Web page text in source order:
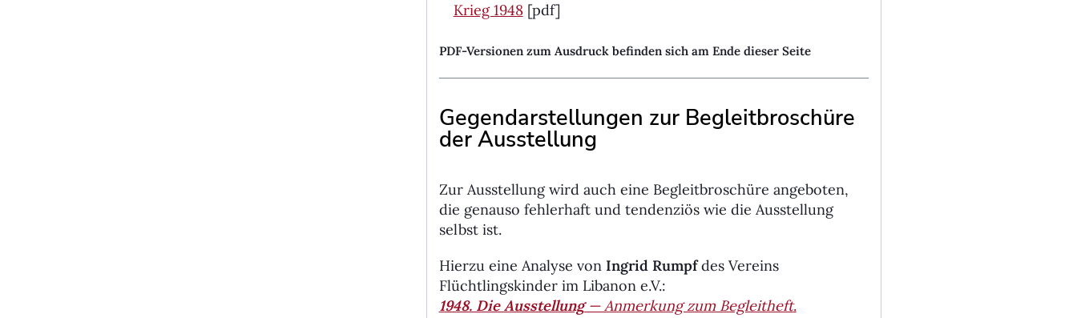
Krieg 1948[pdf]
PDF-Versionen zum Ausdruck befinden sich am Ende dieser Seite
Gegendarstellungen zur Begleitbroschüre
der Ausstellung
Zur Ausstellung wird auch eine Begleitbroschüre angeboten,
die genauso fehlerhaft und tendenziös wie die Ausstellung
selbst ist.
Hierzu eine Analyse von Ingrid Rumpfdes Vereins
Flüchtlingskinder im Libanon e.V.:
1948. Die Ausstellung— Anmerkung zum Begleitheft.